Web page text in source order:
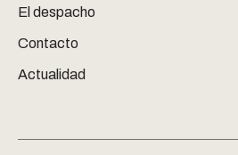
El despacho
Contacto
Actualidad